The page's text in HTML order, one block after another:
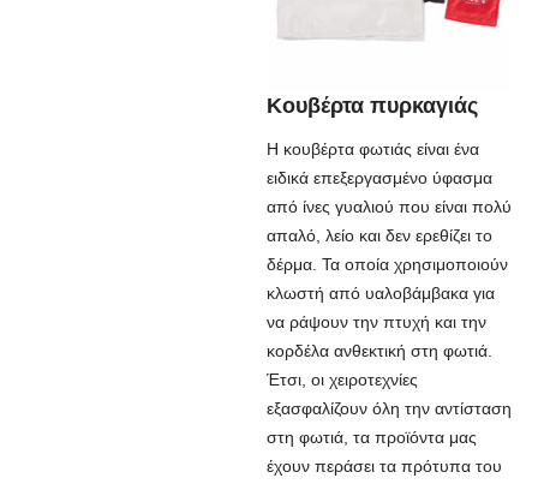
Κουβέρτα πυρκαγιάς
Η κουβέρτα φωτιάς είναι ένα
ειδικά επεξεργασμένο ύφασμα
από ίνες γυαλιού που είναι πολύ
απαλό, λείο και δεν ερεθίζει το
δέρμα. Τα οποία χρησιμοποιούν
κλωστή από υαλοβάμβακα για
να ράψουν την πτυχή και την
κορδέλα ανθεκτική στη φωτιά.
Έτσι, οι χειροτεχνίες
εξασφαλίζουν όλη την αντίσταση
στη φωτιά, τα προϊόντα μας
έχουν περάσει τα πρότυπα του